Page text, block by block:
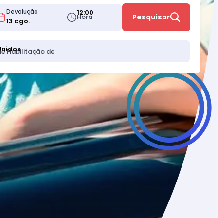
Devolução
Hora
12:00
Pesquisar
Habilitação de